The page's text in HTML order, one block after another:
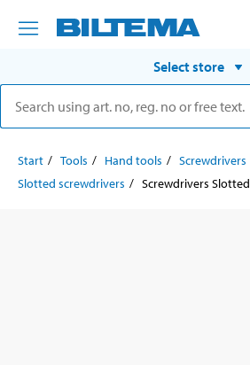
Select store
Start Tools Hand tools
Screwdrivers
Slotted screwdrivers
Screwdrivers Slotted